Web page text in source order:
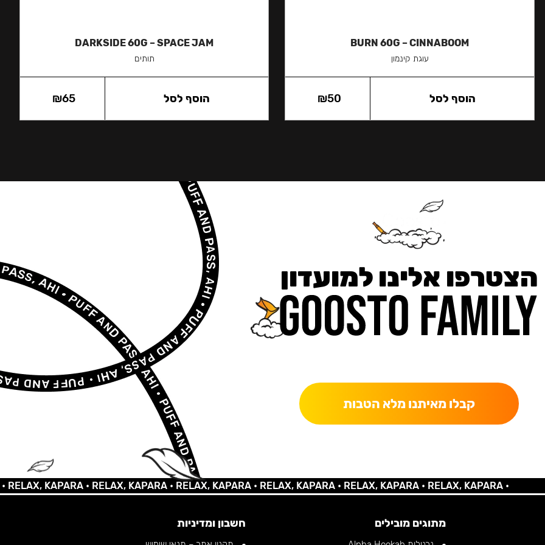
BURN 60G – CINNABOOM
עוגת קינמון
₪50 הוסף לסל
DARKSIDE 60G – SPACE JAM
תותים
₪65 הוסף לסל
הצטרפו אלינו למועדון
קבלו מאיתנו מלא הטבות
KAPARA •RELAX, KAPARA •RELAX, KAPARA •RELAX, KAPARA •RELAX, KAPARA •RELAX, KAPARA •
מתוגים מובילים חשבון ומדיניות